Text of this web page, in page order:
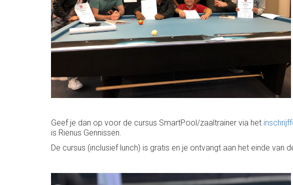
Geef je dan op voor de cursus SmartPool/zaaltrainer via het
is Rienus Gennissen.
De cursus (inclusief lunch) is gratis en je ontvangt aan het einde van